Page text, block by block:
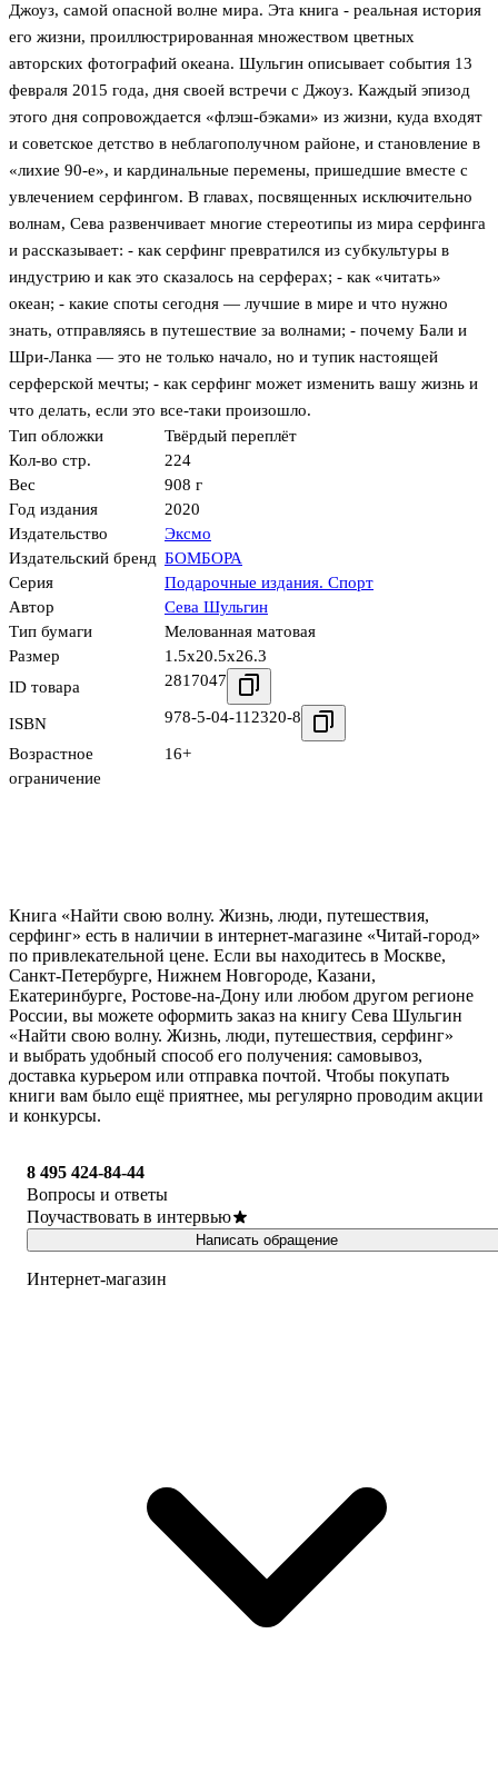
Джоуз, самой опасной волне мира. Эта книга - реальная история
его жизни, проиллюстрированная множеством цветных
авторских фотографий океана. Шульгин описывает события 13
февраля 2015 года, дня своей встречи с Джоуз. Каждый эпизод
этого дня сопровождается «флэш-бэками» из жизни, куда входят
и советское детство в неблагополучном районе, и становление в
«лихие 90-е», и кардинальные перемены, пришедшие вместе с
увлечением серфингом. В главах, посвященных исключительно
волнам, Сева развенчивает многие стереотипы из мира серфинга
и рассказывает: - как серфинг превратился из субкультуры в
индустрию и как это сказалось на серферах; - как «читать»
океан; - какие споты сегодня — лучшие в мире и что нужно
знать, отправляясь в путешествие за волнами; - почему Бали и
Шри-Ланка — это не только начало, но и тупик настоящей
серферской мечты; - как серфинг может изменить вашу жизнь и
что делать, если это все-таки произошло.
Тип обложки
Твёрдый переплёт
Кол-во стр.
224
Вес
908 г
Год издания
2020
Издательство
Эксмо
Издательский бренд БОМБОРА
Серия
Подарочные издания. Спорт
Автор
Сева Шульгин
Тип бумаги
Мелованная матовая
Размер
1.5x20.5x26.3
ID товара
2817047
ISBN 978-5-04-112320-8
Возрастное
ограничение
16+
Книга «Найти свою волну. Жизнь, люди, путешествия,
серфинг» есть в наличии в интернет-магазине «Читай-город»
по привлекательной цене. Если вы находитесь в Москве,
Санкт-Петербурге, Нижнем Новгороде, Казани,
Екатеринбурге, Ростове-на-Дону или любом другом регионе
России, вы можете оформить заказ на книгу Сева Шульгин
«Найти свою волну. Жизнь, люди, путешествия, серфинг»
и выбрать удобный способ его получения: самовывоз,
доставка курьером или отправка почтой. Чтобы покупать
книги вам было ещё приятнее, мы регулярно проводим акции
и конкурсы.
8 495 424-84-44
Вопросы и ответы
Поучаствовать в интервью
Написать обращение
Интернет-магазин